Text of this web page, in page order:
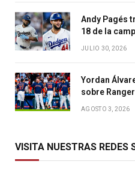
Andy Pagés
18 de la
JULIO 30, 2026
Yordan
sobre
AGOSTO 3, 2026
VISITA NUESTRAS REDES